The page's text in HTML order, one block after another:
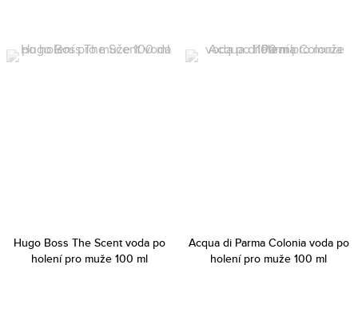
Hugo Boss The Scent voda po
holení pro muže 100 ml
Acqua di Parma Colonia voda po
holení pro muže 100 ml